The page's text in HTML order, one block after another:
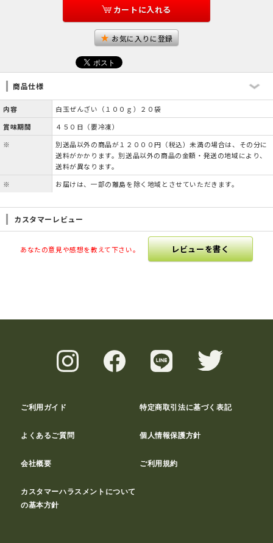
カートに入れる
お気に入りに登録
商品仕様
内容
白玉ぜんざい（１００ｇ）２０袋
賞味期間
４５０日（要冷凍）
※
別送品以外の商品が１２０００円（税込）未満の場合は、その分に
送料がかかります。別送品以外の商品の金額・発送の地域により、
送料が異なります。
※
お届けは、一部の離島を除く地域とさせていただきます。
カスタマーレビュー
あなたの意見や感想を教えて下さい。 レビューを書く
ご利用ガイド 特定商取引法に基づく表記
よくあるご質問 個人情報保護方針
会社概要 ご利用規約
カスタマーハラスメントについて
の基本方針